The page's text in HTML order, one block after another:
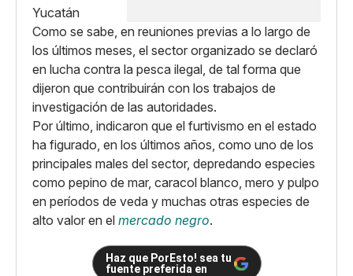
Como se sabe, en reuniones previas a lo largo de
los últimos meses, el sector organizado se declaró
en lucha contra la pesca ilegal, de tal forma que
dijeron que contribuirán con los trabajos de
investigación de las autoridades.
Por último, indicaron que el furtivismo en el estado
ha figurado, en los últimos años, como uno de los
principales males del sector, depredando especies
como pepino de mar, caracol blanco, mero y pulpo
en períodos de veda y muchas otras especies de
alto valor en el mercado negro.
Haz que PorEsto! sea tu
fuente preferida en